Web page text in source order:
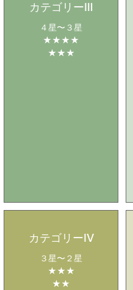
カテゴリーⅢ
４星〜３星
★★★★
★★★
カテゴリーⅣ
３星〜２星
★★★
★★